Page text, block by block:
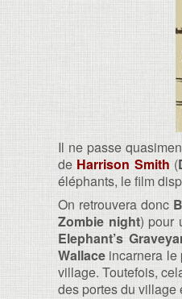
Il ne passe
de Harrison Smith (
éléphants, le film
On retrouvera donc
Zombie night) pour
Elephant’s
Wallace incarnera le
village. Toutefois,
des portes du village